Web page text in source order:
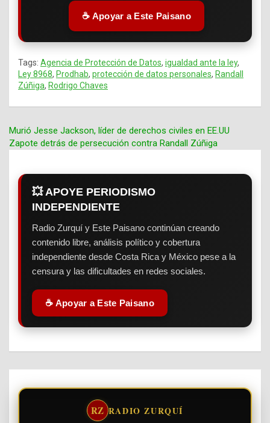
☕ Apoyar a Este Paisano
Tags: Agencia de Protección de Datos, igualdad ante la ley,
Ley 8968, Prodhab, protección de datos personales, Randall
Zúñiga, Rodrigo Chaves
Navegación
de
entradas
Murió Jesse Jackson, líder de derechos civiles en EE.UU
Zapote detrás de persecución contra Randall Zúñiga
💥 APOYE PERIODISMO
INDEPENDIENTE
Radio Zurquí y Este Paisano continúan creando
contenido libre, análisis político y cobertura
independiente desde Costa Rica y México pese a la
censura y las dificultades en redes sociales.
☕ Apoyar a Este Paisano
RZ RADIO ZURQUÍ